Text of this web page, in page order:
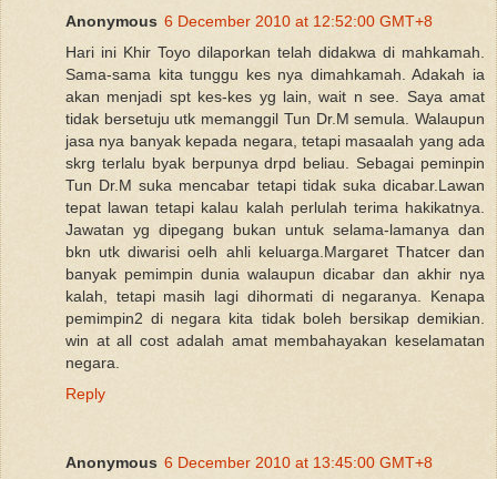
Anonymous 6 December 2010 at 12:52:00 GMT+8
Hari ini Khir Toyo dilaporkan telah didakwa di mahkamah.
Sama-sama kita tunggu kes nya dimahkamah. Adakah ia
akan menjadi spt kes-kes yg lain, wait n see. Saya amat
tidak bersetuju utk memanggil Tun Dr.M semula. Walaupun
jasa nya banyak kepada negara, tetapi masaalah yang ada
skrg terlalu byak berpunya drpd beliau. Sebagai peminpin
Tun Dr.M suka mencabar tetapi tidak suka dicabar.Lawan
tepat lawan tetapi kalau kalah perlulah terima hakikatnya.
Jawatan yg dipegang bukan untuk selama-lamanya dan
bkn utk diwarisi oelh ahli keluarga.Margaret Thatcer dan
banyak pemimpin dunia walaupun dicabar dan akhir nya
kalah, tetapi masih lagi dihormati di negaranya. Kenapa
pemimpin2 di negara kita tidak boleh bersikap demikian.
win at all cost adalah amat membahayakan keselamatan
negara.
Reply
Anonymous 6 December 2010 at 13:45:00 GMT+8